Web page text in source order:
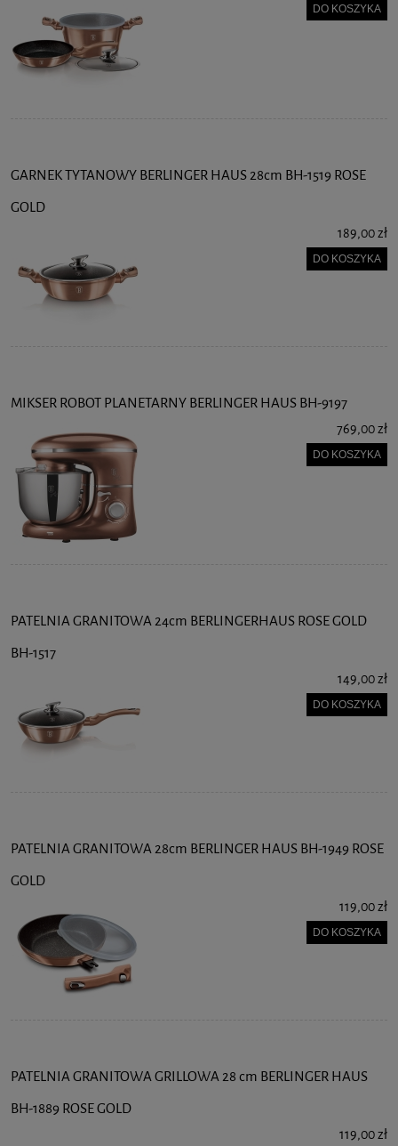
DO KOSZYKA
GARNEK TYTANOWY BERLINGER HAUS 28cm BH-1519 ROSE
GOLD
189,00 zł
DO KOSZYKA
MIKSER ROBOT PLANETARNY BERLINGER HAUS BH-9197
769,00 zł
DO KOSZYKA
PATELNIA GRANITOWA 24cm BERLINGERHAUS ROSE GOLD
BH-1517
149,00 zł
DO KOSZYKA
PATELNIA GRANITOWA 28cm BERLINGER HAUS BH-1949 ROSE
GOLD
119,00 zł
DO KOSZYKA
PATELNIA GRANITOWA GRILLOWA 28 cm BERLINGER HAUS
BH-1889 ROSE GOLD
119,00 zł